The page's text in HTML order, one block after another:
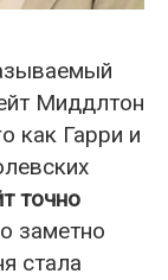
Миддлтон
как Гарри и
точно
заметно
стала